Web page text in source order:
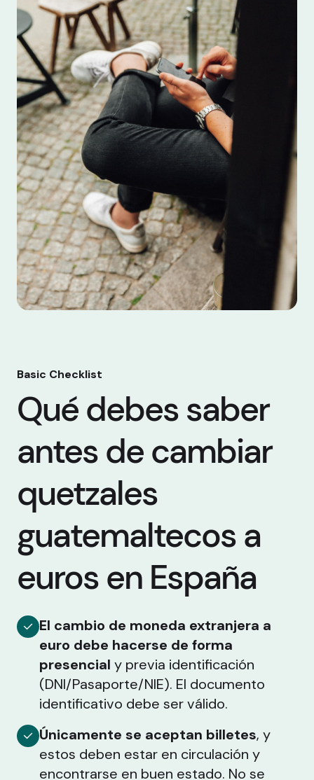
Basic Checklist
Qué debes saber
antes de cambiar
quetzales
guatemaltecos a
euros en España
El cambio de moneda extranjera a
euro debe hacerse de forma
presencial y previa identificación
(DNI/Pasaporte/NIE). El documento
identificativo debe ser válido.
Únicamente se aceptan billetes, y
estos deben estar en circulación y
encontrarse en buen estado. No se